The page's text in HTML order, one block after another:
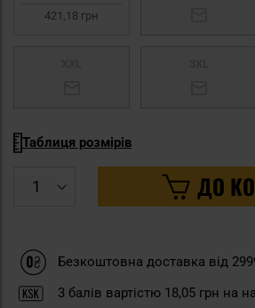
421,18 грн
Таблиця розмірів
ДО
Безкоштовна доставка від
3 балів вартістю 18,05 грн на